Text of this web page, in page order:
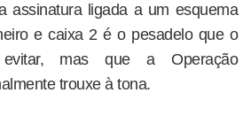
assinatura ligada a um esquema
e caixa 2 é o pesadelo que o
evitar, mas que a Operação
trouxe à tona.